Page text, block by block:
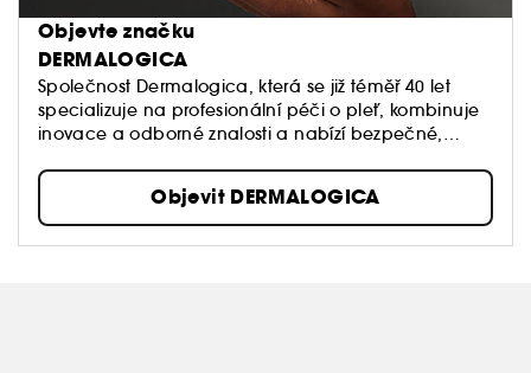
Objevte značku
DERMALOGICA
Společnost Dermalogica, která se již téměř 40 let
specializuje na profesionální péči o pleť, kombinuje
inovace a odborné znalosti a nabízí bezpečné,
zlepšují zdraví pokožky.
Objevit DERMALOGICA